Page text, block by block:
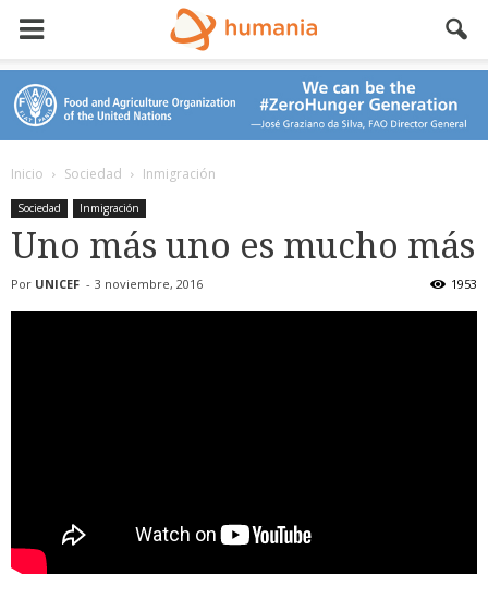
Inicio Sociedad Inmigración
Sociedad Inmigración
Uno más uno es mucho más
Por UNICEF - 3 noviembre, 2016 1953